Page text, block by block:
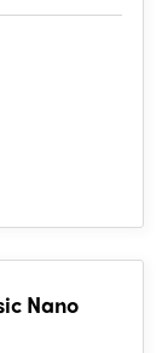
Nano